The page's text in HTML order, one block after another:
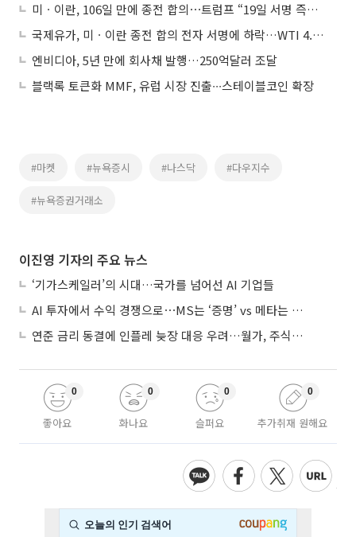
미ㆍ이란, 106일 만에 종전 합의⋯트럼프 “19일 서명 즉시 호르무즈 전면 개방”
국제유가, 미ㆍ이란 종전 합의 전자 서명에 하락…WTI 4.9%↓
엔비디아, 5년 만에 회사채 발행…250억달러 조달
블랙록 토큰화 MMF, 유럽 시장 진출∙∙∙스테이블코인 확장
#마켓 #뉴욕증시 #나스닥 #다우지수
#뉴욕증권거래소
이진영 기자의 주요 뉴스
‘기가스케일러’의 시대…국가를 넘어선 AI 기업들
AI 투자에서 수익 경쟁으로⋯MS는 ‘증명’ vs 메타는 ‘숙제’
연준 금리 동결에 인플레 늦장 대응 우려…월가, 주식도 채권도 던졌다
좋아요
0
화나요
0
슬퍼요
0
추가취재 원해요
0